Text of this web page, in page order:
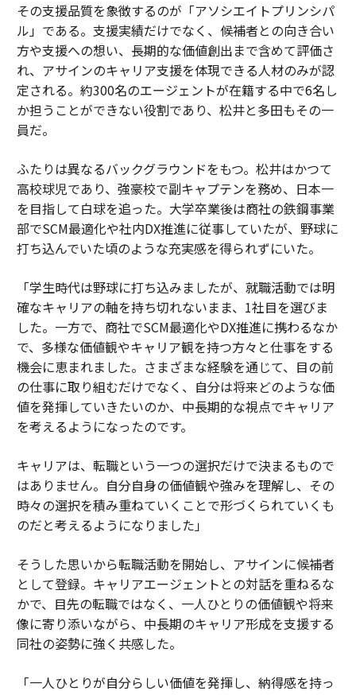
その支援品質を象徴するのが「アソシエイトプリンシパ
ル」である。支援実績だけでなく、候補者との向き合い
方や支援への想い、長期的な価値創出まで含めて評価さ
れ、アサインのキャリア支援を体現できる人材のみが認
定される。約300名のエージェントが在籍する中で6名し
か担うことができない役割であり、松井と多田もその一
員だ。
ふたりは異なるバックグラウンドをもつ。松井はかつて
高校球児であり、強豪校で副キャプテンを務め、日本一
を目指して白球を追った。大学卒業後は商社の鉄鋼事業
部でSCM最適化や社内DX推進に従事していたが、野球に
打ち込んでいた頃のような充実感を得られずにいた。
「学生時代は野球に打ち込みましたが、就職活動では明
確なキャリアの軸を持ち切れないまま、1社目を選びま
した。一方で、商社でSCM最適化やDX推進に携わるなか
で、多様な価値観やキャリア観を持つ方々と仕事をする
機会に恵まれました。さまざまな経験を通じて、目の前
の仕事に取り組むだけでなく、自分は将来どのような価
値を発揮していきたいのか、中長期的な視点でキャリア
を考えるようになったのです。
キャリアは、転職という一つの選択だけで決まるもので
はありません。自分自身の価値観や強みを理解し、その
時々の選択を積み重ねていくことで形づくられていくも
のだと考えるようになりました」
そうした思いから転職活動を開始し、アサインに候補者
として登録。キャリアエージェントとの対話を重ねるな
かで、目先の転職ではなく、一人ひとりの価値観や将来
像に寄り添いながら、中長期のキャリア形成を支援する
同社の姿勢に強く共感した。
「一人ひとりが自分らしい価値を発揮し、納得感を持っ